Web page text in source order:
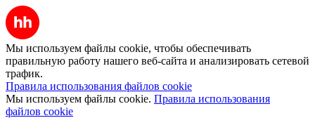
Мы используем файлы cookie, чтобы обеспечивать
правильную работу нашего веб-сайта и анализировать сетевой
трафик.
Правила использования файлов cookie
Мы используем файлы cookie. Правила использования
файлов cookie